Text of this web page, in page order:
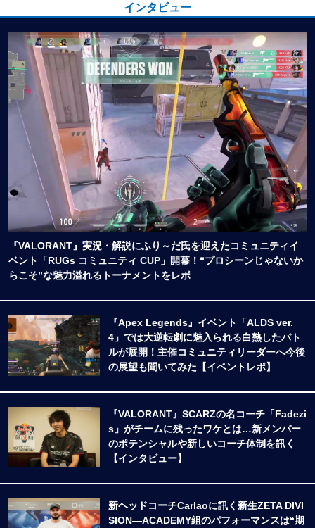
インタビュー
『VALORANT』実況・解説にふり～だ氏を迎えたコミュニティイ
ベント「RUGs コミュニティ CUP」開幕！“プロシーンじゃないか
らこそ”な魅力溢れるトーナメントをレポ
『Apex Legends』イベント「ALDS ver.
4」では大逆転劇に魅入られる白熱したバト
ルが展開！主催コミュニティリーダーへ今後
の展望も聞いてみた【イベントレポ】
『VALORANT』SCARZの名コーチ「Fadezi
s」がチームに残ったワケとは…新メンバー
のポテンシャルや新しいコーチ体制を訊く
【インタビュー】
新ヘッドコーチCarlaoに訊く新生ZETA DIVI
SION―ACADEMY組のパフォーマンスは“期